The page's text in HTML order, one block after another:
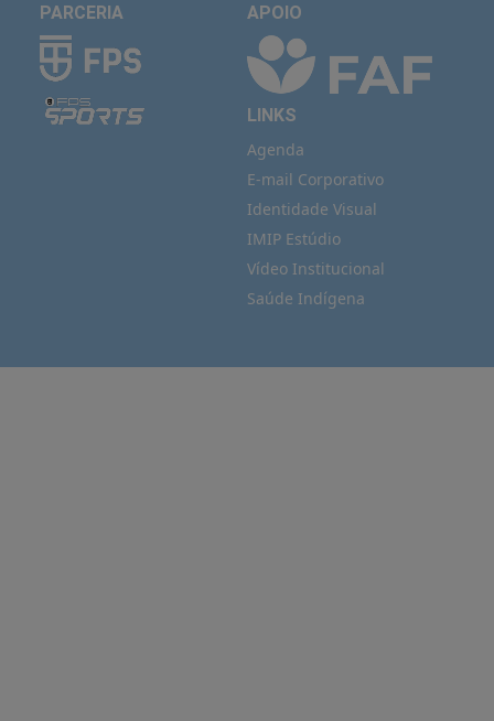
PARCERIA APOIO
LINKS
Agenda
E-mail Corporativo
Identidade Visual
IMIP Estúdio
Vídeo Institucional
Saúde Indígena